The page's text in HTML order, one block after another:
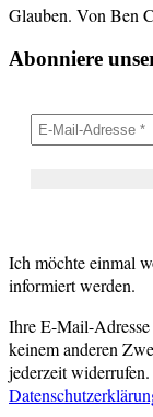
Glauben. Von Ben
Abonniere
Ich möchte einmal
informiert werden.
Ihre E-Mail-
keinem anderen
jederzeit